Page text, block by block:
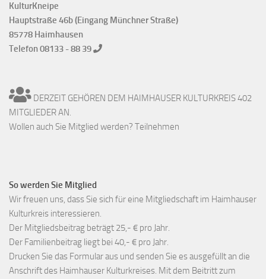
KulturKneipe
Hauptstraße 46b (Eingang Münchner Straße)
85778 Haimhausen
Telefon 08133 - 88 39
DERZEIT GEHÖREN DEM HAIMHAUSER KULTURKREIS 402
MITGLIEDER AN.
Wollen auch Sie Mitglied werden? Teilnehmen
So werden Sie Mitglied
Wir freuen uns, dass Sie sich für eine Mitgliedschaft im Haimhauser
Kulturkreis interessieren.
Der Mitgliedsbeitrag beträgt 25,- € pro Jahr.
Der Familienbeitrag liegt bei 40,- € pro Jahr.
Drucken Sie das Formular aus und senden Sie es ausgefüllt an die
Anschrift des Haimhauser Kulturkreises. Mit dem Beitritt zum